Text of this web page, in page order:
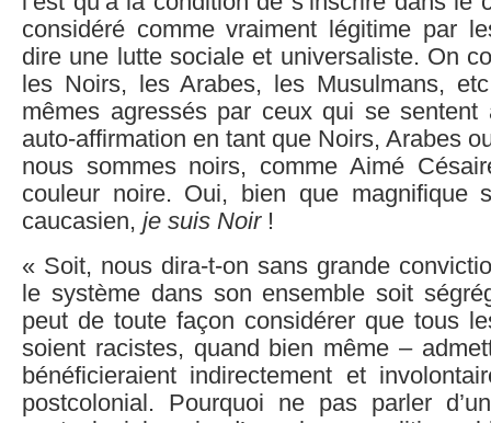
considéré comme vraiment légitime par
dire une lutte sociale et universaliste. On
les Noirs, les Arabes, les Musulmans,
mêmes agressés par ceux qui se sentent
auto-affirmation en tant que Noirs, Arabes
nous sommes noirs, comme Aimé
couleur noire. Oui, bien que magnifique
caucasien, je suis Noir!
« Soit, nous dira-t-on sans grande
le système dans son ensemble soit
peut de toute façon considérer que tous
soient racistes, quand bien même –
bénéficieraient indirectement et
postcolonial. Pourquoi ne pas parler